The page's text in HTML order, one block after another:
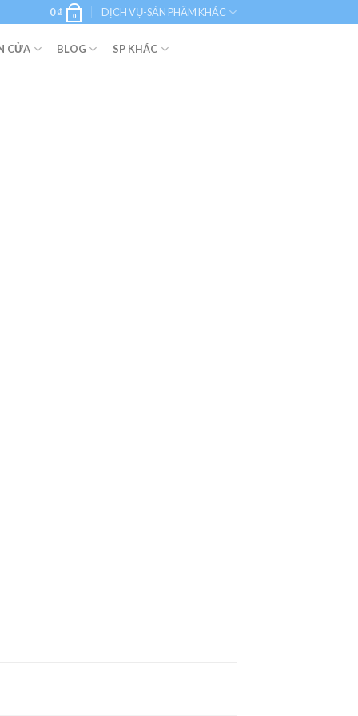
0₫ 0 DỊCH VỤ-SẢN PHẨM KHÁC
CỬA BLOG SP KHÁC